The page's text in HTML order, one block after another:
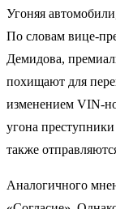
Угоняя
По словам вице-
Демидова,
похищают для
изменением VIN-
угона
также
Аналогичного